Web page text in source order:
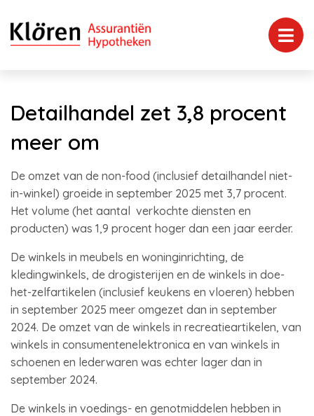
Detailhandel zet 3,8 procent
meer om
De omzet van de non-food (inclusief detailhandel niet-
in-winkel) groeide in september 2025 met 3,7 procent.
Het volume (het aantal verkochte diensten en
producten) was 1,9 procent hoger dan een jaar eerder.
De winkels in meubels en woninginrichting, de
kledingwinkels, de drogisterijen en de winkels in doe-
het-zelfartikelen (inclusief keukens en vloeren) hebben
in september 2025 meer omgezet dan in september
2024. De omzet van de winkels in recreatieartikelen, van
winkels in consumentenelektronica en van winkels in
schoenen en lederwaren was echter lager dan in
september 2024.
De winkels in voedings- en genotmiddelen hebben in